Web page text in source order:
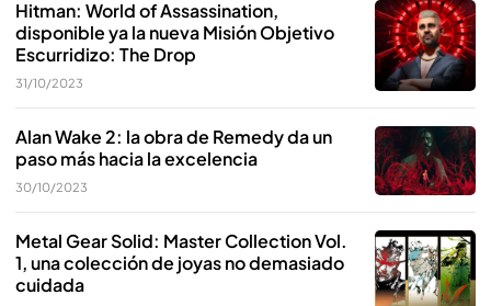
Hitman: World of Assassination,
disponible ya la nueva Misión Objetivo
Escurridizo: The Drop
31/10/2023
Alan Wake 2: la obra de Remedy da un
paso más hacia la excelencia
30/10/2023
Metal Gear Solid: Master Collection Vol.
1, una colección de joyas no demasiado
cuidada